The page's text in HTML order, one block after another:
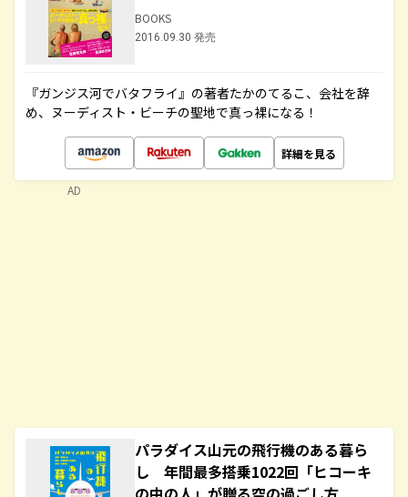
BOOKS
2016.09.30 発売
『ガンジス河でバタフライ』の著者たかのてるこ、会社を辞
め、ヌーディスト・ビーチの聖地で真っ裸になる！
詳細を見る
パラダイス山元の飛行機のある暮ら
し 年間最多搭乗1022回「ヒコーキ
AD